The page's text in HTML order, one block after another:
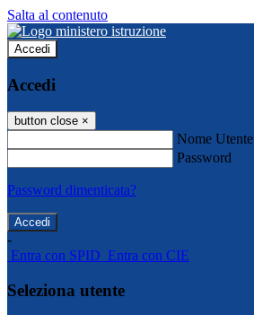
Salta al contenuto
Accedi
Accedi
button close ×
Nome Utente
Password
Password dimenticata?
-
Entra con SPID Entra con CIE
Seleziona utente